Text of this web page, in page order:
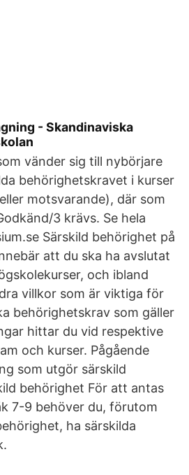
- Skandinaviska
vänder sig till nybörjare
behörighetskravet i kurser
motsvarande), där som
3 krävs. Se hela
Särskild behörighet på
att du ska ha avslutat
och ibland
villkor som är viktiga för
behörighetskrav som gäller
hittar du vid respektive
och kurser. Pågående
som utgör särskild
behörighet För att antas
7-9 behöver du, förutom
ha särskilda